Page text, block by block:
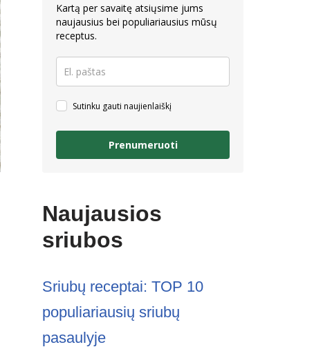
Kartą per savaitę atsiųsime jums
naujausius bei populiariausius mūsų
receptus.
Sutinku gauti naujienlaiškį
Prenumeruoti
Naujausios
sriubos
Sriubų receptai: TOP 10
populiariausių sriubų
pasaulyje